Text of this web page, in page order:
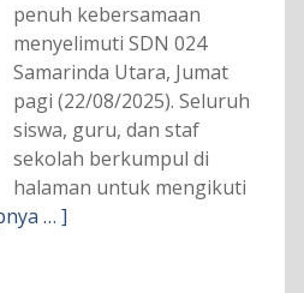
penuh kebersamaan
menyelimuti SDN 024
Samarinda Utara, Jumat
pagi (22/08/2025). Seluruh
siswa, guru, dan staf
sekolah berkumpul di
halaman untuk mengikuti
… ]